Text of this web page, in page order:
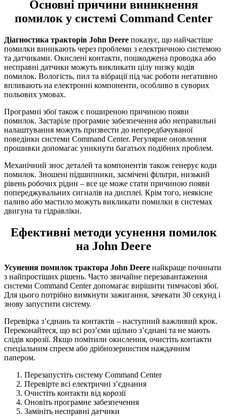
Основні причини виникнення
помилок у системі Command Center
Діагностика тракторів John Deere показує, що найчастіше
помилки виникають через проблеми з електричною системою
та датчиками. Окислені контакти, пошкоджена проводка або
несправні датчики можуть викликати цілу низку кодів
помилок. Вологість, пил та вібрації під час роботи негативно
впливають на електронні компоненти, особливо в суворих
польових умовах.
Програмні збої також є поширеною причиною появи
помилок. Застаріле програмне забезпечення або неправильні
налаштування можуть призвести до непередбачуваної
поведінки системи Command Center. Регулярне оновлення
прошивки допомагає уникнути багатьох подібних проблем.
Механічний знос деталей та компонентів також генерує коди
помилок. Зношені підшипники, засмічені фільтри, низький
рівень робочих рідин – все це може стати причиною появи
попереджувальних сигналів на дисплеї. Крім того, неякісне
паливо або мастило можуть викликати помилки в системах
двигуна та гідравліки.
Ефективні методи усунення помилок
на John Deere
Усунення помилок трактора John Deere найкраще починати
з найпростіших рішень. Часто звичайне перезавантаження
системи Command Center допомагає вирішити тимчасові збої.
Для цього потрібно вимкнути зажигання, зачекати 30 секунд і
знову запустити систему.
Перевірка з’єднань та контактів – наступний важливий крок.
Переконайтеся, що всі роз’єми щільно з’єднані та не мають
слідів корозії. Якщо помітили окислення, очистіть контакти
спеціальним спреєм або дрібнозернистим наждачним
папером.
Перезапустіть систему Command Center
Перевірте всі електричні з’єднання
Очистіть контакти від корозії
Оновіть програмне забезпечення
Замініть несправні датчики